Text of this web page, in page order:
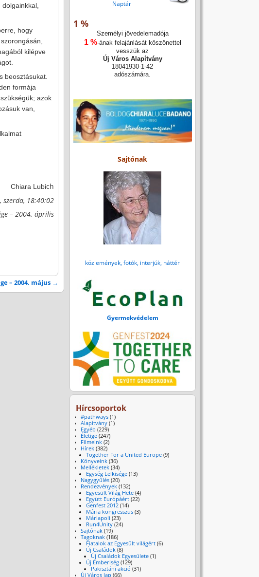
hogy
kilépve
beosztásukat.
formája
azok
van,
Chiara Lubich
szerda, 18:40:02
– 2004. április
– 2004. május →
Naptár
1 %
Személyi jövedelemadója
1 %-ának felajánlását köszönettel
vesszük az
Új Város Alapítvány
18041930-1-42
adószámára.
Sajtónak
közlemények, fotók, interjúk, háttér
Gyermekvédelem
Hírcsoportok
#pathways (1)
Alapítvány (1)
Egyéb (229)
Életige (247)
Filmeink (2)
Hírek (382)
Together For a United Europe(9)
Könyveink (36)
Mellékletek (34)
Egység Lelkisége(13)
Nagygyűlés (20)
Rendezvények (132)
Egyesült Világ Hete(4)
Együtt Európáért(22)
Genfest 2012(14)
Mária kongresszus(3)
Máriapoli (23)
Run4Unity(24)
Sajtónak (19)
Tagoknak (186)
Fiatalok az Egyesült világért(6)
Új Családok(8)
Új Családok Egyesülete (1)
Új Emberiség(129)
Pakisztáni akció (31)
Új Város lap (66)